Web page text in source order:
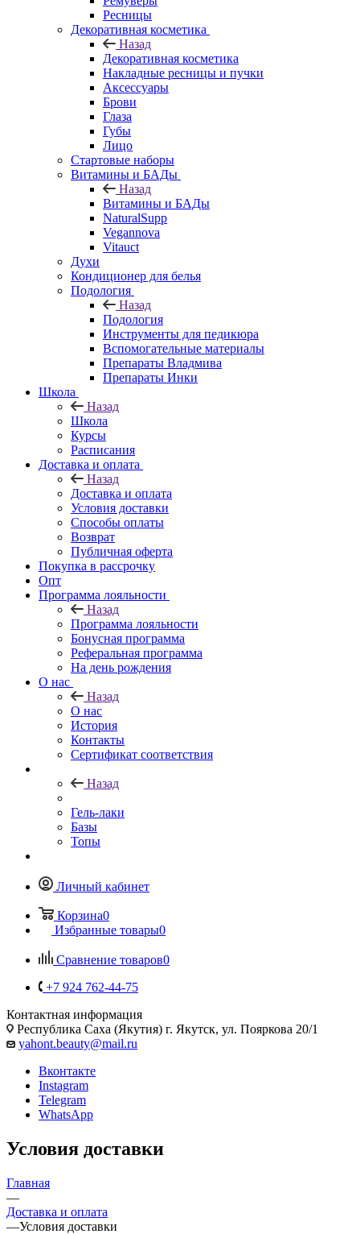
Ресницы
Декоративная косметика
Назад
Декоративная косметика
Накладные ресницы и пучки
Аксессуары
Брови
Глаза
Губы
Лицо
Стартовые наборы
Витамины и БАДы
Назад
Витамины и БАДы
NaturalSupp
Vegannova
Vitauct
Духи
Кондиционер для белья
Подология
Назад
Подология
Инструменты для педикюра
Вспомогательные материалы
Препараты Владмива
Препараты Инки
Школа
Назад
Школа
Курсы
Расписания
Доставка и оплата
Назад
Доставка и оплата
Условия доставки
Способы оплаты
Возврат
Публичная оферта
Покупка в рассрочку
Опт
Программа лояльности
Назад
Программа лояльности
Бонусная программа
Реферальная программа
На день рождения
О нас
Назад
О нас
История
Контакты
Сертификат соответствия
Назад
Гель-лаки
Базы
Топы
Личный кабинет
Корзина0
Избранные товары0
Сравнение товаров0
+7 924 762-44-75
Контактная информация
Республика Саха (Якутия) г. Якутск, ул. Пояркова 20/1
yahont.beauty@mail.ru
Вконтакте
Instagram
Telegram
WhatsApp
Условия доставки
Главная
—
Доставка и оплата
—Условия доставки